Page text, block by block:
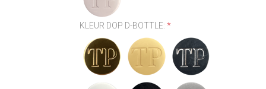
KLEUR DOP D-BOTTLE:*